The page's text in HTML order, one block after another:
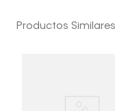
Productos Similares